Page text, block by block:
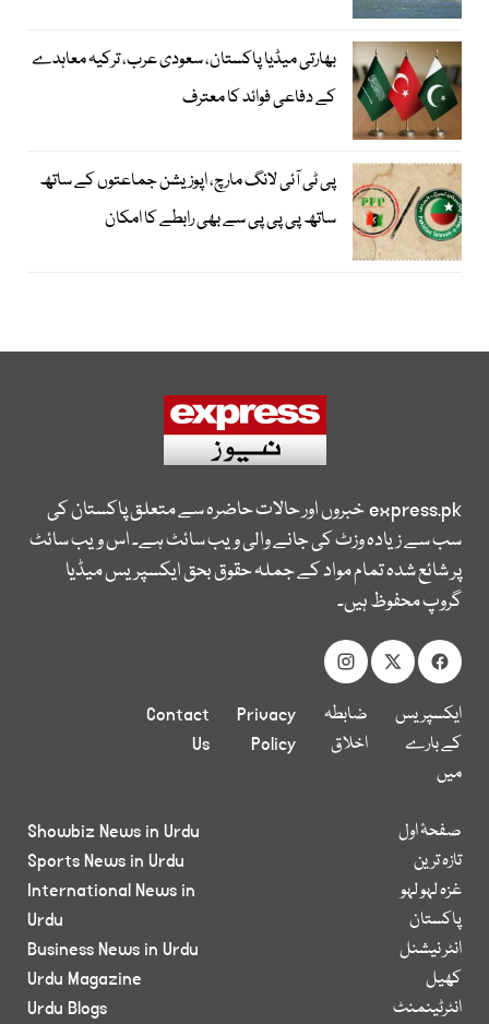
بھارتی میڈیا پاکستان، سعودی عرب، ترکیہ معاہدے
کے دفاعی فوائد کا معترف
پی ٹی آئی لانگ مارچ، اپوزیشن جماعتوں کے ساتھ
ساتھ پی پی پی سے بھی رابطے کا امکان
express.pkخبروں اور حالات حاضرہ سے متعلق پاکستان کی
سب سے زیادہ وزٹ کی جانے والی ویب سائٹ ہے۔ اس ویب سائٹ
پر شائع شدہ تمام مواد کے جملہ حقوق بحق ایکسپریس میڈیا
گروپ محفوظ ہیں۔
ایکسپریس
کے بارے
میں
ضابطہ
اخلاق
Privacy
Policy
Contact
Us
صفحۂ اول
تازہ ترین
غزہ لہو لہو
پاکستان
انٹر نیشنل
کھیل
انٹرٹینمنٹ
Showbiz News in Urdu
Sports News in Urdu
International News in
Urdu
Business News in Urdu
Urdu Magazine
Urdu Blogs